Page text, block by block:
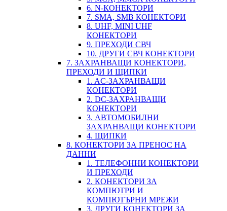
6. N-КОНЕКТОРИ
7. SMA, SMB КОНЕКТОРИ
8. UHF, MINI UHF
КОНЕКТОРИ
9. ПРЕХОДИ СВЧ
10. ДРУГИ СВЧ КОНЕКТОРИ
7. ЗАХРАНВАЩИ КОНЕКТОРИ,
ПРЕХОДИ И ЩИПКИ
1. AC-ЗАХРАНВАЩИ
КОНЕКТОРИ
2. DC-ЗАХРАНВАЩИ
КОНЕКТОРИ
3. АВТОМОБИЛНИ
ЗАХРАНВАЩИ КОНЕКТОРИ
4. ЩИПКИ
8. КОНЕКТОРИ ЗА ПРЕНОС НА
ДАННИ
1. ТЕЛЕФОННИ КОНЕКТОРИ
И ПРЕХОДИ
2. КОНЕКТОРИ ЗА
КОМПЮТРИ И
КОМПЮТЪРНИ МРЕЖИ
3. ДРУГИ КОНЕКТОРИ ЗА